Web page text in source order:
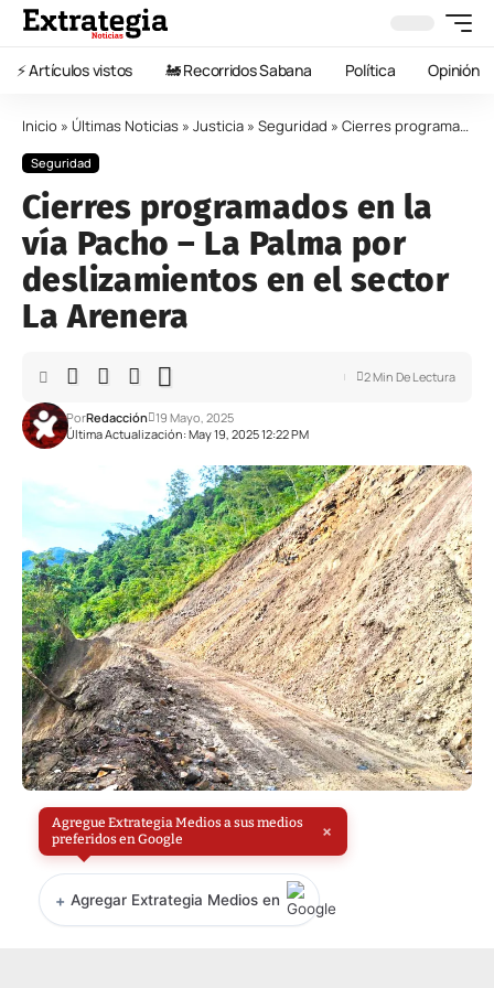
⚡️ Artículos vistos 🚂 Recorridos Sabana Política Opinión
Inicio » Últimas Noticias » Justicia » Seguridad » Cierres programados en la vía Pacho – La Palma por deslizamientos en el sector La Arenera
Seguridad
Cierres programados en la
vía Pacho – La Palma por
deslizamientos en el sector
La Arenera
Última Actualización: May 19, 2025 12:22 PM
PorRedacción 19 Mayo, 2025
2 Min De Lectura
Agregue Extrategia Medios a sus medios
preferidos en Google
×
+ Agregar Extrategia Medios en